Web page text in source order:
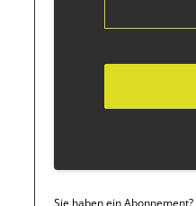
Sie haben ein Abonnement?